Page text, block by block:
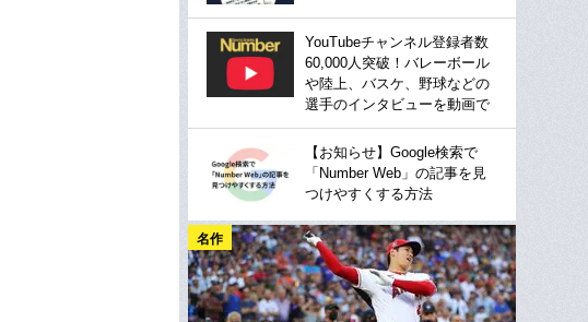
YouTubeチャンネル登録者数
60,000人突破！バレーボール
や陸上、バスケ、野球などの
選手のインタビューを動画で
【お知らせ】Google検索で
「Number Web」の記事を見
つけやすくする方法
名作